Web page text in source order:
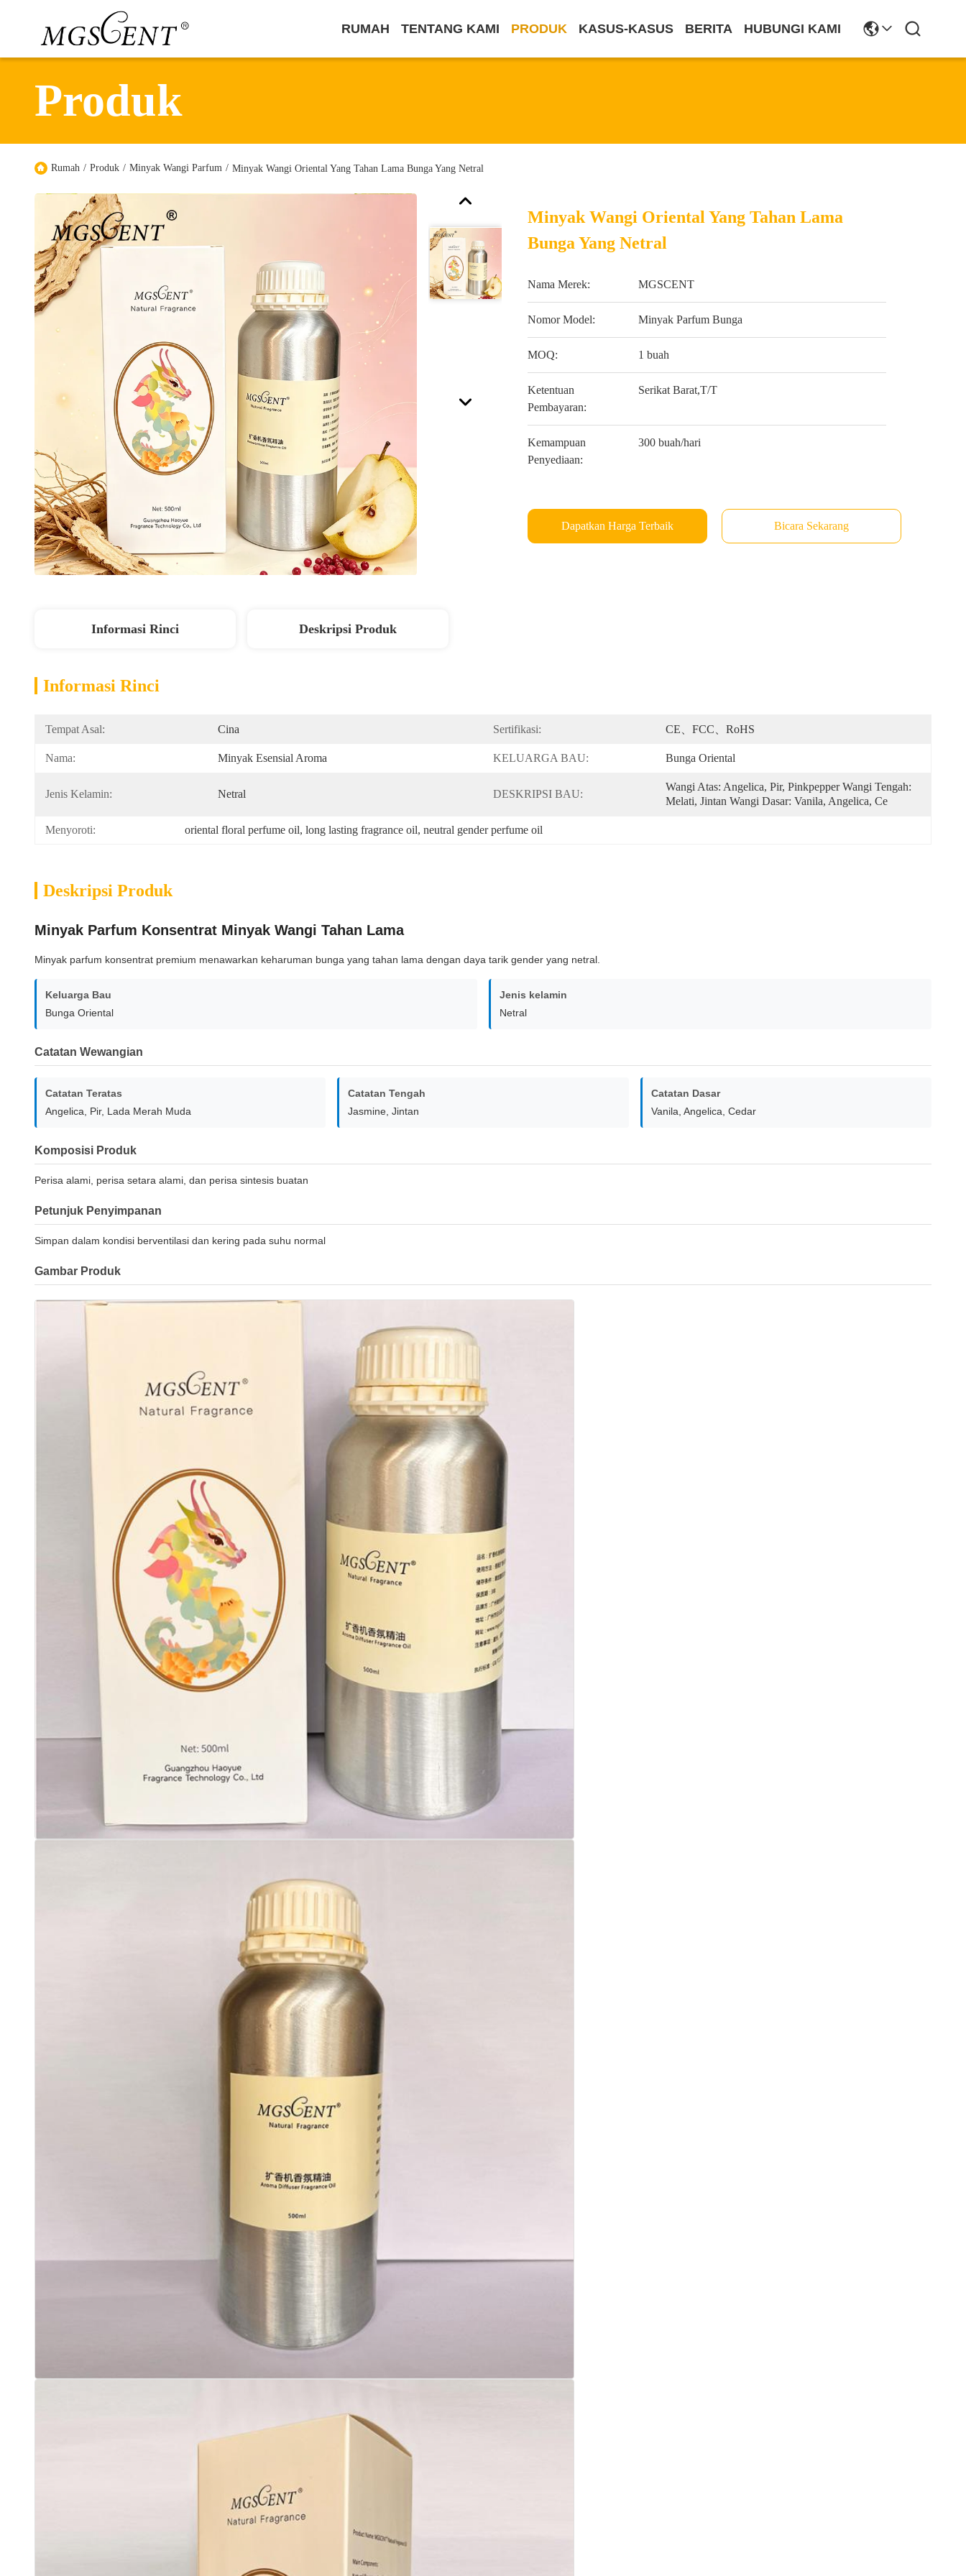
RUMAH TENTANG KAMI PRODUK KASUS-KASUS BERITA HUBUNGI KAMI
Produk
Rumah / Produk / Minyak Wangi Parfum / Minyak Wangi Oriental Yang Tahan Lama Bunga Yang Netral
Minyak Wangi Oriental Yang Tahan Lama
Bunga Yang Netral
Nama Merek: MGSCENT
Nomor Model: Minyak Parfum Bunga
MOQ: 1 buah
Ketentuan
Pembayaran:
Serikat Barat,T/T
Kemampuan
Penyediaan:
300 buah/hari
Dapatkan Harga Terbaik Bicara Sekarang
Informasi Rinci Deskripsi Produk
Informasi Rinci
Tempat Asal: Cina Sertifikasi: CE、FCC、RoHS
Nama: Minyak Esensial Aroma KELUARGA BAU: Bunga Oriental
Jenis Kelamin: Netral DESKRIPSI BAU:
Wangi Atas: Angelica, Pir, Pinkpepper Wangi Tengah:
Melati, Jintan Wangi Dasar: Vanila, Angelica, Ce
Menyoroti: oriental floral perfume oil, long lasting fragrance oil, neutral gender perfume oil
Deskripsi Produk
Minyak Parfum Konsentrat Minyak Wangi Tahan Lama
Minyak parfum konsentrat premium menawarkan keharuman bunga yang tahan lama dengan daya tarik gender yang netral.
Keluarga Bau
Bunga Oriental
Jenis kelamin
Netral
Catatan Wewangian
Catatan Teratas
Angelica, Pir, Lada Merah Muda
Catatan Tengah
Jasmine, Jintan
Catatan Dasar
Vanila, Angelica, Cedar
Komposisi Produk
Perisa alami, perisa setara alami, dan perisa sintesis buatan
Petunjuk Penyimpanan
Simpan dalam kondisi berventilasi dan kering pada suhu normal
Gambar Produk